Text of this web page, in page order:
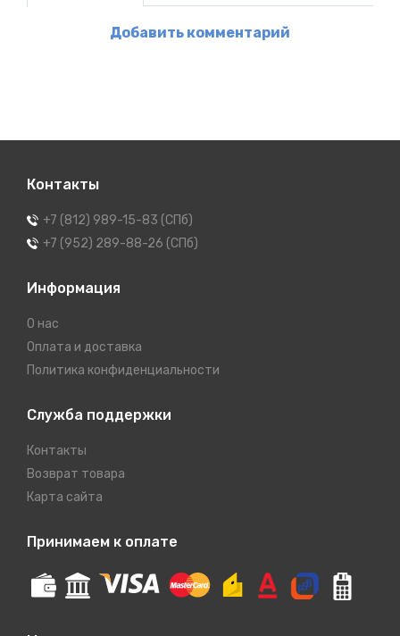
Добавить комментарий
Контакты
+7 (812) 989-15-83 (СПб)
+7 (952) 289-88-26 (СПб)
Информация
О нас
Оплата и доставка
Политика конфиденциальности
Служба поддержки
Контакты
Возврат товара
Карта сайта
Принимаем к оплате